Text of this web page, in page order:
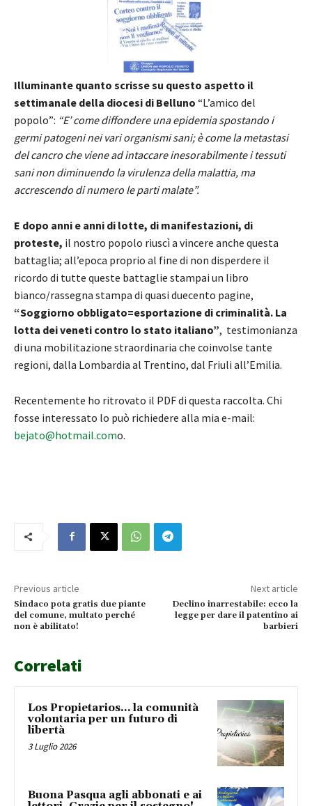
Illuminante quanto scrisse su questo aspetto il
settimanale della diocesi di Belluno “L’amico del
popolo”: “E’ come diffondere una epidemia spostando i
germi patogeni nei vari organismi sani; è come la metastasi
del cancro che viene ad intaccare inesorabilmente i tessuti
sani non diminuendo la virulenza della malattia, ma
accrescendo di numero le parti malate”.
E dopo anni e anni di lotte, di manifestazioni, di
proteste, il nostro popolo riuscì a vincere anche questa
battaglia; all’epoca proprio al fine di non disperdere il
ricordo di tutte queste battaglie stampai un libro
bianco/rassegna stampa di quasi duecento pagine,
“Soggiorno obbligato=esportazione di criminalità. La
lotta dei veneti contro lo stato italiano”, testimonianza
di una mobilitazione straordinaria che coinvolse tante
regioni, dalla Lombardia al Trentino, dal Friuli all’Emilia.
Recentemente ho ritrovato il PDF di questa raccolta. Chi
fosse interessato lo può richiedere alla mia e-mail:
bejato@hotmail.como.
Previous article
Sindaco pota gratis due piante
del comune, multato perché
non è abilitato!
Next article
Declino inarrestabile: ecco la
legge per dare il patentino ai
barbieri
Correlati
Los Propietarios… la comunità
volontaria per un futuro di
libertà
3 Luglio 2026
Buona Pasqua agli abbonati e ai